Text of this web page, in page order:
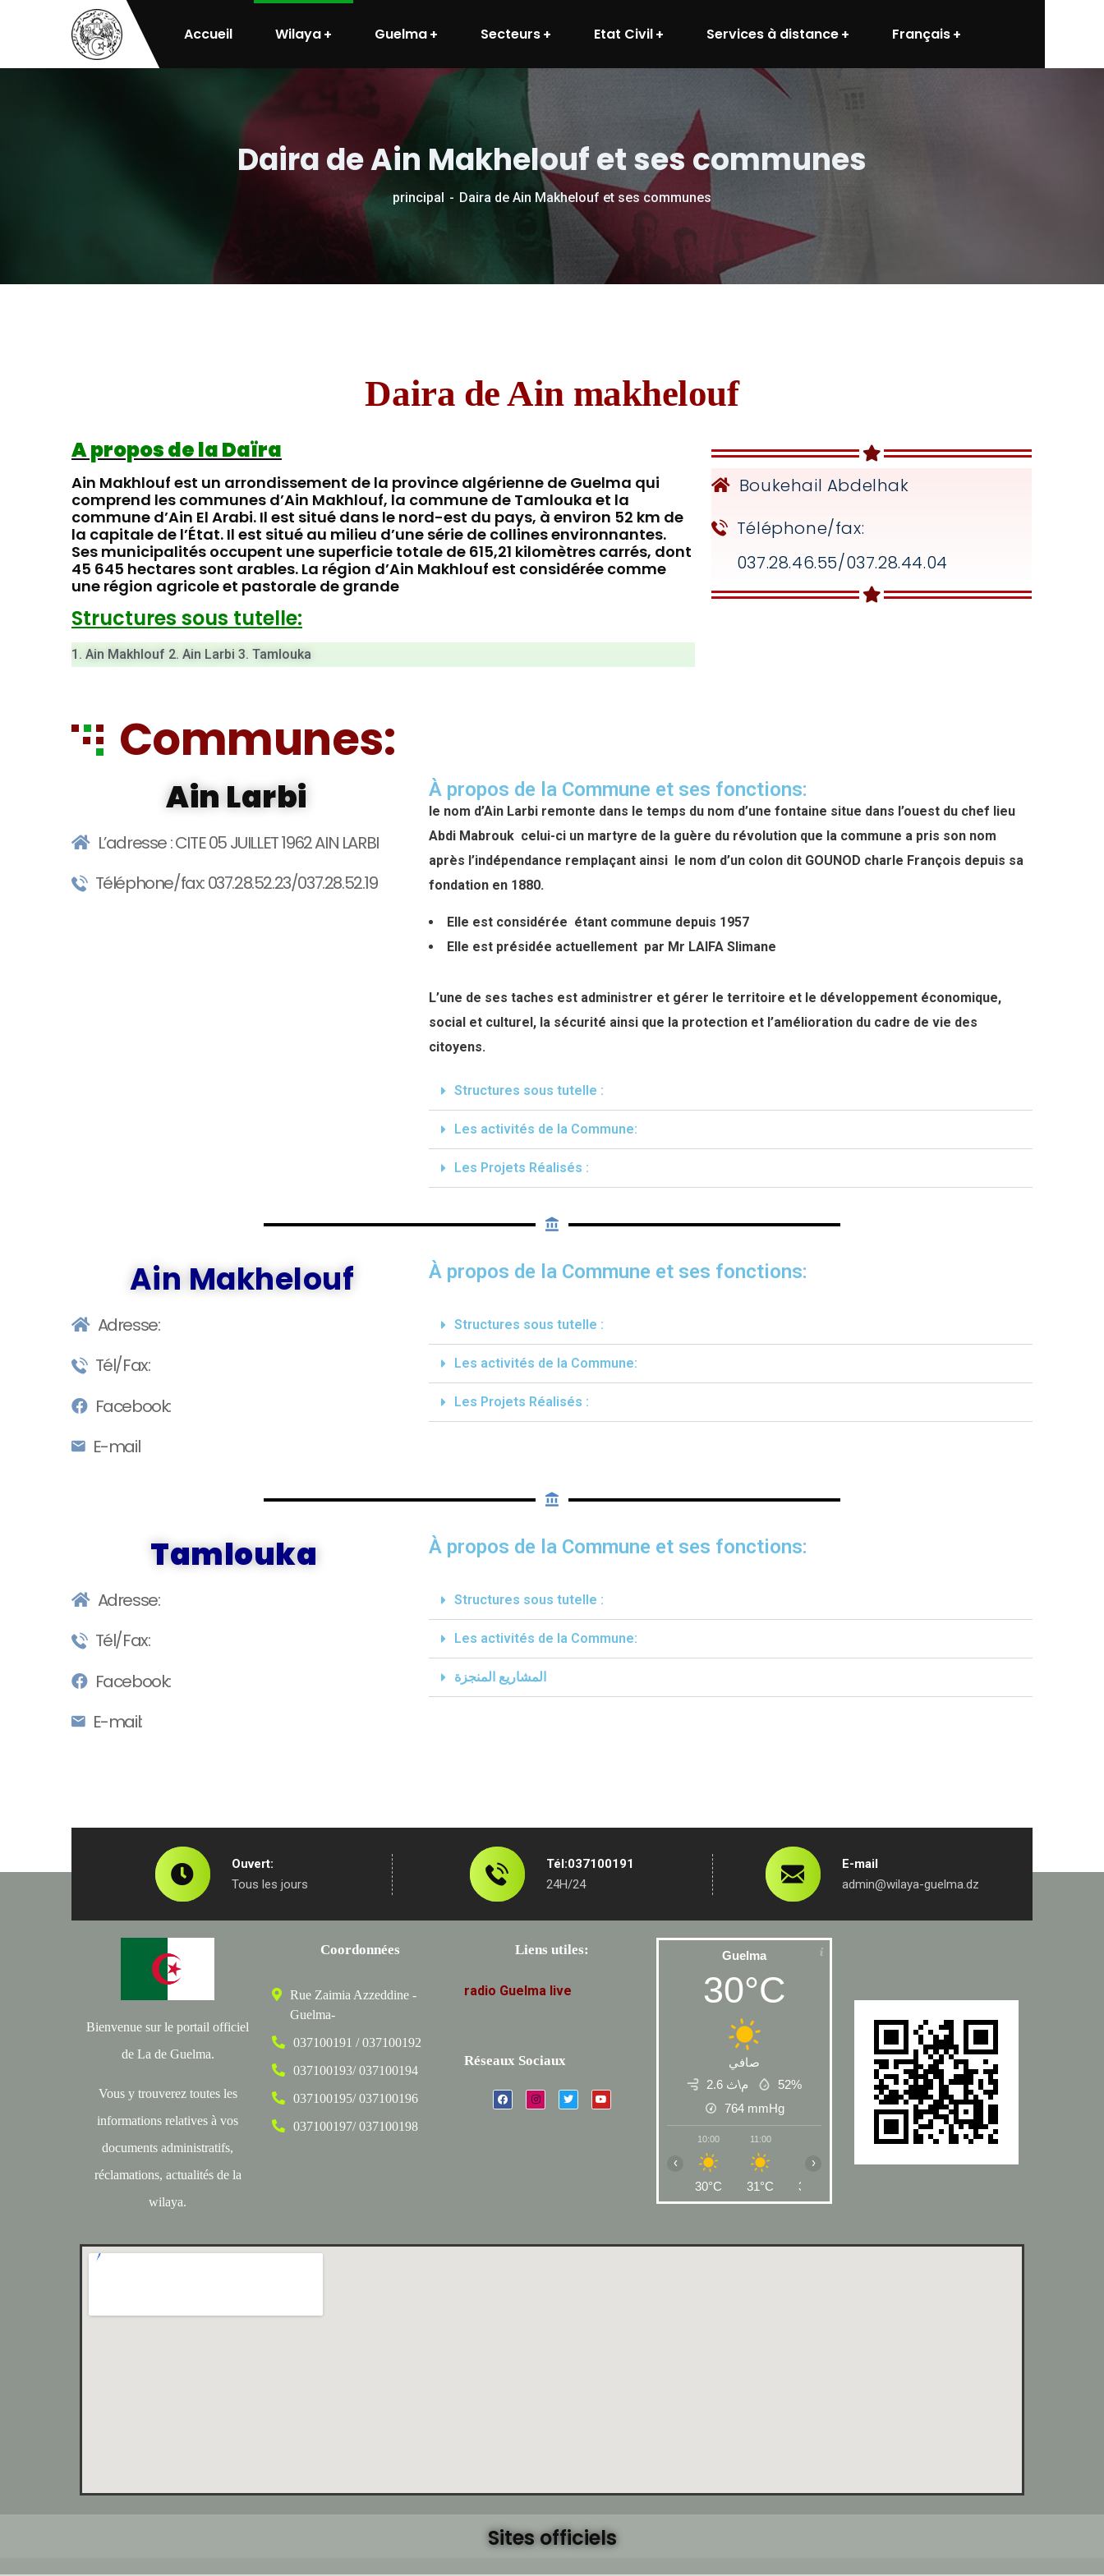
Accueil Wilaya Guelma Secteurs Etat Civil Services à distance Français
Daira de Ain Makhelouf et ses communes
principal Daira de Ain Makhelouf et ses communes
Daira de Ain makhelouf
A propos de la Daïra
Ain Makhlouf est un arrondissement de la province algérienne de Guelma qui
comprend les communes d’Ain Makhlouf, la commune de Tamlouka et la
commune d’Ain El Arabi. Il est situé dans le nord-est du pays, à environ 52 km de
la capitale de l’État. Il est situé au milieu d’une série de collines environnantes.
Ses municipalités occupent une superficie totale de 615,21 kilomètres carrés, dont
45 645 hectares sont arables. La région d’Ain Makhlouf est considérée comme
une région agricole et pastorale de grande
Structures sous tutelle:
1. Ain Makhlouf 2. Ain Larbi 3. Tamlouka
Boukehail Abdelhak
Téléphone/fax:
037.28.46.55/037.28.44.04
Communes:
Ain Larbi
L’adresse : CITE 05 JUILLET 1962 AIN LARBI
Téléphone/fax: 037.28.52.23/037.28.52.19
À propos de la Commune et ses fonctions:
le nom d’Ain Larbi remonte dans le temps du nom d’une fontaine situe dans l’ouest du chef lieu
Abdi Mabrouk celui-ci un martyre de la guère du révolution que la commune a pris son nom
après l’indépendance remplaçant ainsi le nom d’un colon dit GOUNOD charle François depuis sa
fondation en 1880.
Elle est considérée étant commune depuis 1957
Elle est présidée actuellement par Mr LAIFA Slimane
L’une de ses taches est administrer et gérer le territoire et le développement économique,
social et culturel, la sécurité ainsi que la protection et l’amélioration du cadre de vie des
citoyens.
Structures sous tutelle :
Les activités de la Commune:
Les Projets Réalisés :
Ain Makhelouf
Adresse:
Tél/Fax:
Facebook:
E-mail
À propos de la Commune et ses fonctions:
Structures sous tutelle :
Les activités de la Commune:
Les Projets Réalisés :
Tamlouka
Adresse:
Tél/Fax:
Facebook:
E-mail:
À propos de la Commune et ses fonctions:
Structures sous tutelle :
Les activités de la Commune:
المشاريع المنجزة
Ouvert:
Tous les jours
Tél:037100191
24H/24
E-mail
admin@wilaya-guelma.dz
Bienvenue sur le portail officiel
de La de Guelma.
Vous y trouverez toutes les
informations relatives à vos
documents administratifs,
réclamations, actualités de la
wilaya.
Coordonnées
Rue Zaimia Azzeddine -
Guelma-
037100191 / 037100192
037100193/ 037100194
037100195/ 037100196
037100197/ 037100198
Liens utiles:
radio Guelma live
Réseaux Sociaux
Guelma
30°C
صافي
2.6 م\ث
52%
764 mmHg
10:00
30°C
11:00
31°C 32°C
15:00
‹ ›
Sites officiels